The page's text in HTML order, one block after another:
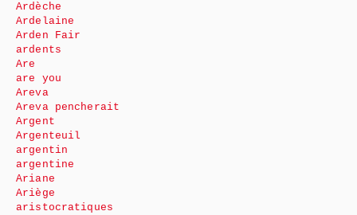
Ardèche
Ardelaine
Arden Fair
ardents
Are
are you
Areva
Areva pencherait
Argent
Argenteuil
argentin
argentine
Ariane
Ariège
aristocratiques